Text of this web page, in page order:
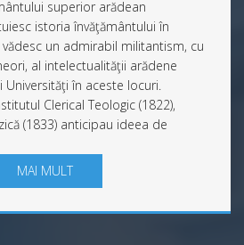
superior arădean
istoria învăţământului în
vădesc un admirabil militantism, cu
al intelectualităţii arădene
în aceste locuri.
Clerical Teologic (1822),
(1833) anticipau ideea de
MAI MULT